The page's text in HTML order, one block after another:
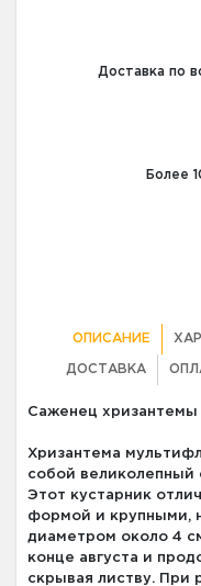
Доставка по
Более
ОПИСАНИЕ
ДОСТАВКА
Саженец
Хризантема
собой великолепный
Этот кустарник
формой и крупными,
диаметром около 4
конце августа и
скрывая листву. При